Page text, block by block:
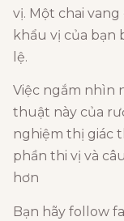
vị. Một chai vang
khẩu vị của bạn
lệ.
Việc ngắm nhìn
thuật này của
nghiệm thị giác
phần thi vị và
hơn
Bạn hãy follow